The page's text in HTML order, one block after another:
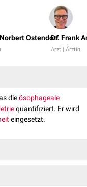
OstendorfDr. Frank
Arzt | Ärztin
dieösophageale
quantifiziert. Er wird
eingesetzt.
allgemein